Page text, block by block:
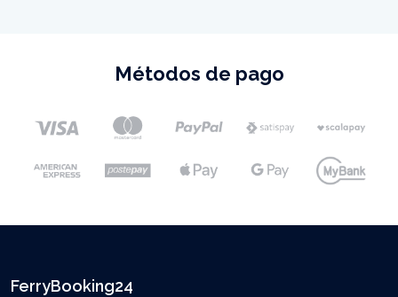
Métodos de pago
FerryBooking24